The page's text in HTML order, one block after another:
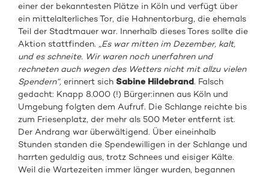
einer der bekanntesten Plätze in Köln und verfügt über
ein mittelalterliches Tor, die Hahnentorburg, die ehemals
Teil der Stadtmauer war. Innerhalb dieses Tores sollte die
Aktion stattfinden. „Es war mitten im Dezember, kalt,
und es schneite. Wir waren noch unerfahren und
rechneten auch wegen des Wetters nicht mit allzu vielen
Spendern“,erinnert sichSabine Hildebrand. Falsch
gedacht: Knapp 8.000 (!) Bürger:innen aus Köln und
Umgebung folgten dem Aufruf. Die Schlange reichte bis
zum Friesenplatz, der mehr als 500 Meter entfernt ist.
Der Andrang war überwältigend. Über eineinhalb
Stunden standen die Spendewilligen in der Schlange und
harrten geduldig aus, trotz Schnees und eisiger Kälte.
Weil die Wartezeiten immer länger wurden, begannen